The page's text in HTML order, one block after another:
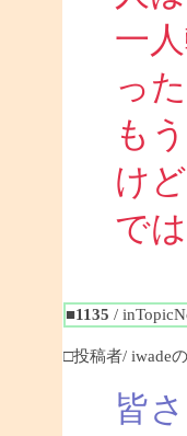
一
っ
も
け
で
■1135 /
□投稿者/ iwade
皆